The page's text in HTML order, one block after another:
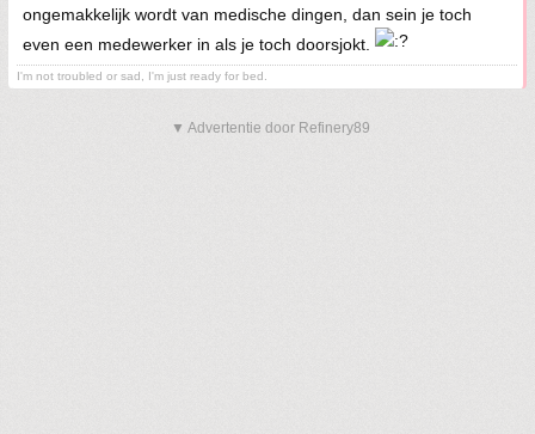
ongemakkelijk wordt van medische dingen, dan sein je toch
even een medewerker in als je toch doorsjokt.
I'm not troubled or sad, I'm just ready for bed.
▼ Advertentie door Refinery89